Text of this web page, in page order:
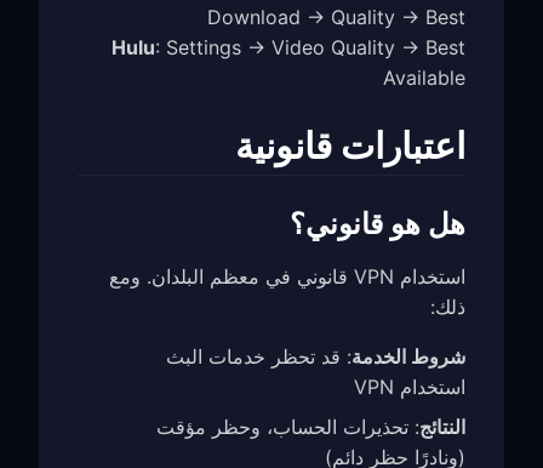
Download → Quality → Best
Hulu: Settings → Video Quality → Best
Available
اعتبارات قانونية
هل هو قانوني؟
استخدام VPN قانوني في معظم البلدان. ومع
ذلك:
شروط الخدمة: قد تحظر خدمات البث
استخدام VPN
النتائج: تحذيرات الحساب، وحظر مؤقت
(ونادرًا حظر دائم)